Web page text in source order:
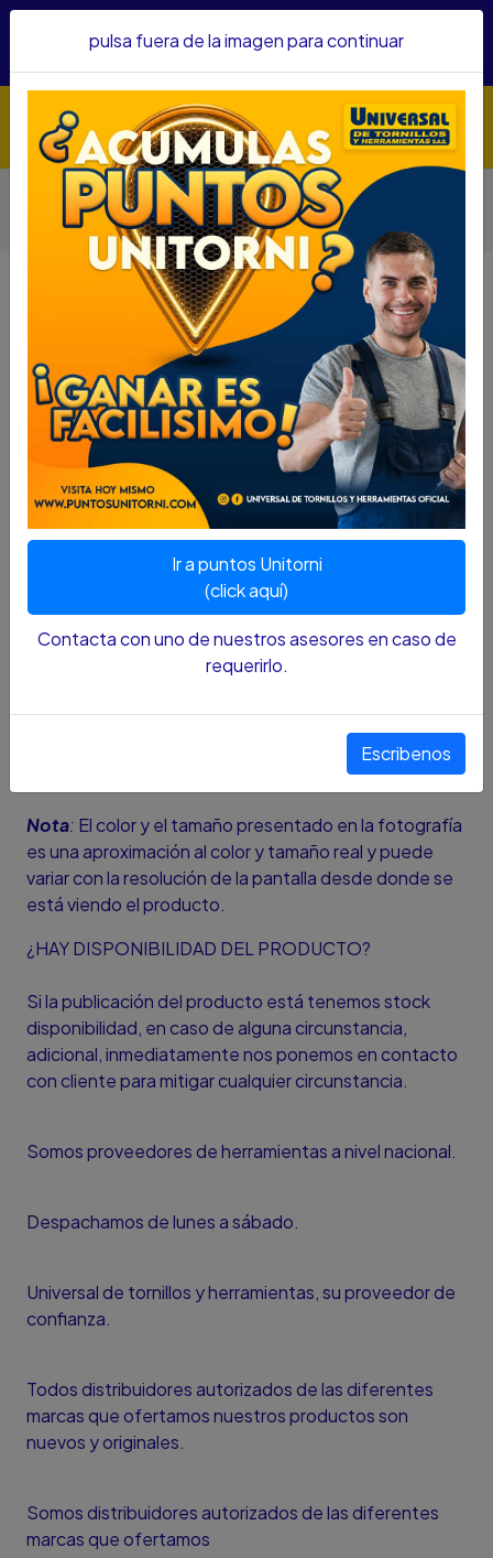
confianza&nbsp;Recibe un KIT PARRILLERO por compras
Inicio Herramientas
Herramienta Manual
Otras Herramientas Manuales
MACHUELOS MM HOPEX 14 X 1.50 HX14X1.5
MACHUELOS MM HOPEX 14 X 1.50
DESCRIPCIÓN
Descripción
SKU...66700045
MACHUELOS MM HOPEX 14 X 1.50
Los machuelos son piezas de metal que están
fabricados de acero así como de otros materiales y su
función es la que permite generar las cuerdas
interiores para un tornillo en algún material en
particular.
es una aproximación al color y tamaño real y puede
variar con la resolución de la pantalla desde donde se
Nota: El color y el tamaño presentado en la fotografía
es una aproximación al color y tamaño real y puede
variar con la resolución de la pantalla desde donde se
está viendo el producto.
¿HAY DISPONIBILIDAD DEL PRODUCTO?
Si la publicación del producto está tenemos stock
disponibilidad, en caso de alguna circunstancia,
adicional, inmediatamente nos ponemos en contacto
con cliente para mitigar cualquier circunstancia.
Somos proveedores de herramientas a nivel nacional.
Despachamos de lunes a sábado.
Universal de tornillos y herramientas, su proveedor de
confianza.
Todos distribuidores autorizados de las diferentes
marcas que ofertamos nuestros productos son
nuevos y originales.
Somos distribuidores autorizados de las diferentes
marcas que ofertamos
pulsa fuera de la imagen para continuar
Ir a puntos Unitorni
(click aquí)
Contacta con uno de nuestros asesores en caso de
requerirlo.
Escribenos